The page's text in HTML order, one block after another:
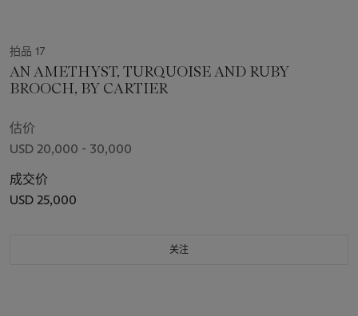
拍品 17
AN AMETHYST, TURQUOISE AND RUBY
BROOCH, BY CARTIER
估价
USD 20,000 - 30,000
成交价
USD 25,000
关注